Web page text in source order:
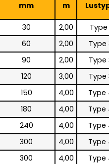
mm m
30 2,00 Type
60 2,00 Type
90 2,00 Type
120 3,00 Type
150 4,00 Type
180 4,00 Type
240 4,00 Type
300 4,00 Type
300 4,00 Type